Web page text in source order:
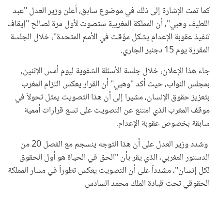
كما تمت الإشارة إلى ذلك في موضوع سابق، أعلن وزير العدل "عبد
اللطيف وهبي"، أن المملكة المغربية ستصوت لأول مرة لصالح "إيقاف
تنفيذ عقوبة الإعدام بشكل مؤقت في الأمم المتحدة"، خلال الجلسة
المقررة يوم 15 دجنبر الجاري.
جاء هذا الإعلان، خلال جلسة الأسئلة الشفوية ليوم أمس الإثنين،
بمجلس النواب، حيث أكد "وهبي" أن القرار يعكس التزام المغرب
بتعزيز حقوق الإنسان، مشيرا إلى أن هذا التصويت يمثل تحولاً في
موقف المغرب الذي امتنع عن التصويت على تسع قرارات أممية
سابقة بخصوص عقوبة الإعدام.
وشدد وزير العدل على أن هذا التوجه ينسجم مع الفصل 20 من
الدستور المغربي، الذي يقر بأن "الحق في الحياة هو أول الحقوق
لكل إنسان"، مشدداً على أن التصويت يعكس تطوراً في مسار المملكة
الحقوقي تحت قيادة الملك محمد السادس